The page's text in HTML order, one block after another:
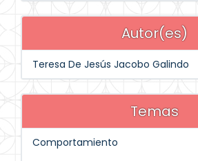
Autor(es)
Teresa De Jesús Jacobo Galindo
Temas
Comportamiento